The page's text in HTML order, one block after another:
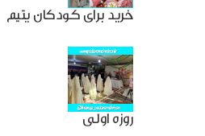
خرید برای کودکان یتیم
روزه اولی